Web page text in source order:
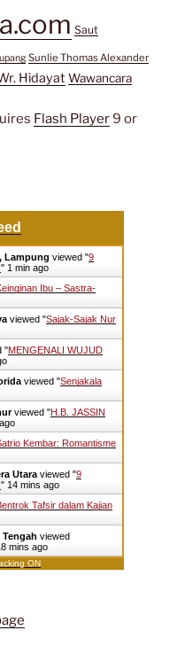
Saut
Sunlie Thomas Alexander
Hidayat Wawancara
Flash Player9 or
Lampung viewed "9
" 1 min ago
Ibu – Sastra-
viewed "Sajak-Sajak Nur
"MENGENALI WUJUD
viewed "Senjakala
viewed "H.B. JASSIN
Kembar: Romantisme
Utara viewed "9
" 14 mins ago
Tafsir dalam Kajian
viewed
mins ago
ON